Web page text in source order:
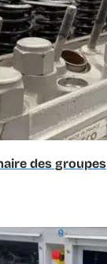
des groupes